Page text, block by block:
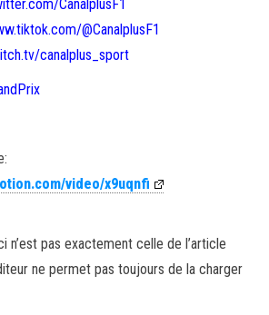
CanalplusF1
@CanalplusF1
canalplus_sport
video/x9uqnfi
n’est pas exactement celle de l’article
ne permet pas toujours de la charger